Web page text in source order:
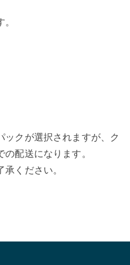
クが選択されますが、ク
配送になります。
ください。